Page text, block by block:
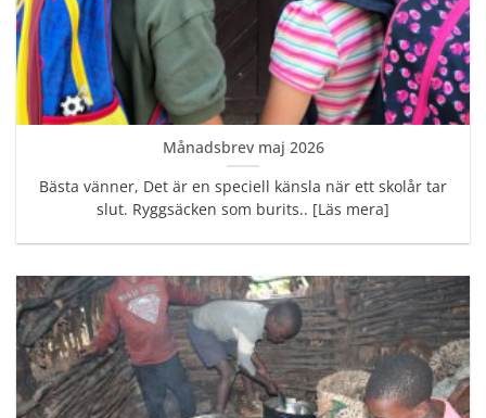
Månadsbrev maj 2026
Bästa vänner, Det är en speciell känsla när ett skolår tar
slut. Ryggsäcken som burits.. [Läs mera]